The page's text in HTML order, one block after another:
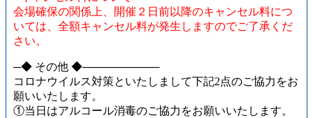
会場確保の関係上、開催２日前以降のキャンセル料につ
いては、全額キャンセル料が発生しますのでご了承くだ
さい。
─◆ その他 ◆──────────
コロナウイルス対策といたしまして下記2点のご協力をお
願いいたします。
①当日はアルコール消毒のご協力をお願いいたします。